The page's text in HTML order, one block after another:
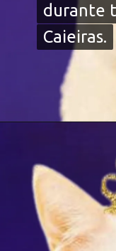
durante
Caieiras.
durante
Caieiras.